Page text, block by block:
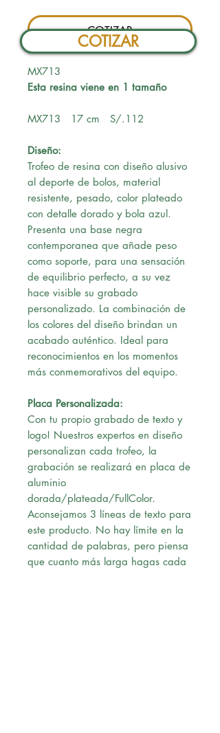
COTIZAR
MX713
Esta resina viene en 1 tamaño
MX713 17 cm S/.112
Diseño:
Trofeo de resina con diseño alusivo
al deporte de bolos, material
resistente, pesado, color plateado
con detalle dorado y bola azul.
Presenta una base negra
contemporanea que añade peso
como soporte, para una sensación
de equilibrio perfecto, a su vez
hace visible su grabado
personalizado. La combinación de
los colores del diseño brindan un
acabado auténtico. Ideal para
reconocimientos en los momentos
más conmemorativos del equipo.
Placa Personalizada:
Con tu propio grabado de texto y
logo! Nuestros expertos en diseño
personalizan cada trofeo, la
grabación se realizará en placa de
aluminio
dorada/plateada/FullColor.
Aconsejamos 3 líneas de texto para
este producto. No hay límite en la
cantidad de palabras, pero piensa
que cuanto más larga hagas cada
COTIZAR